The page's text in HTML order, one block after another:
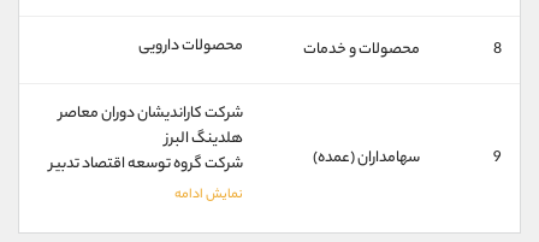
8 محصولات و خدمات محصولات دارویی
9 سهامداران (عمده)
شرکت کاراندیشان دوران معاصر
هلدینگ البرز
شرکت گروه توسعه اقتصاد تدبیر